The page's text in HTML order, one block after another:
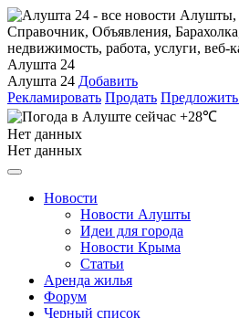
Алушта 24
Алушта 24 Добавить
Рекламировать Продать Предложить
+28℃
Нет данных
Нет данных
Новости
Новости Алушты
Идеи для города
Новости Крыма
Статьи
Аренда жилья
Форум
Черный список